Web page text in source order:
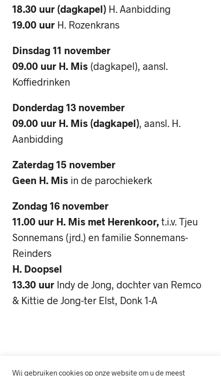
18.30 uur (dagkapel) H. Aanbidding
19.00 uur H. Rozenkrans
Dinsdag 11 november
09.00 uur H. Mis (dagkapel), aansl.
Koffiedrinken
Donderdag 13 november
09.00 uur H. Mis (dagkapel), aansl. H.
Aanbidding
Zaterdag 15 november
Geen H. Mis in de parochiekerk
Zondag 16 november
11.00 uur H. Mis met Herenkoor, t.i.v. Tjeu
Sonnemans (jrd.) en familie Sonnemans-
Reinders
H. Doopsel
13.30 uur Indy de Jong, dochter van Remco
& Kittie de Jong-ter Elst, Donk 1-A
Wij gebruiken cookies op onze website om u de meest